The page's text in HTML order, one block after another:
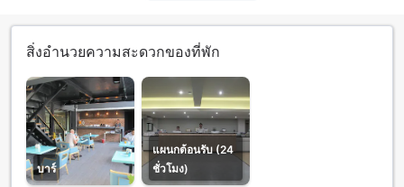
สิ่งอำนวยความสะดวกของที่พัก
บาร์
แผนกต้อนรับ (24
ชั่วโมง)